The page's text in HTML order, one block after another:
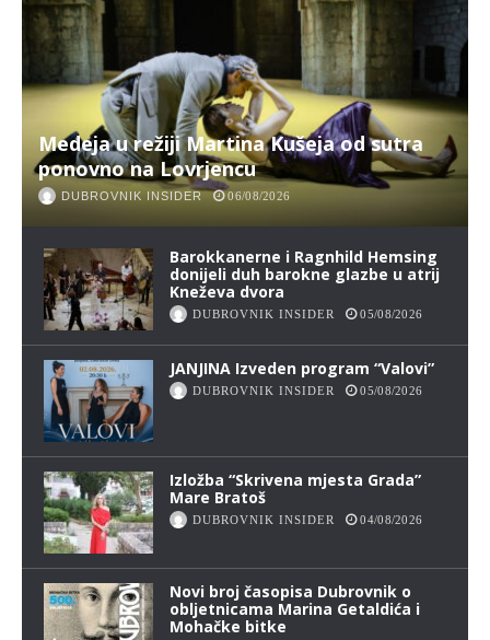
Medeja u režiji Martina Kušeja od sutra
ponovno na Lovrjencu
DUBROVNIK INSIDER 06/08/2026
Barokkanerne i Ragnhild Hemsing
donijeli duh barokne glazbe u atrij
Kneževa dvora
DUBROVNIK INSIDER 05/08/2026
JANJINA Izveden program “Valovi”
DUBROVNIK INSIDER 05/08/2026
Izložba “Skrivena mjesta Grada”
Mare Bratoš
DUBROVNIK INSIDER 04/08/2026
Novi broj časopisa Dubrovnik o
obljetnicama Marina Getaldića i
Mohačke bitke